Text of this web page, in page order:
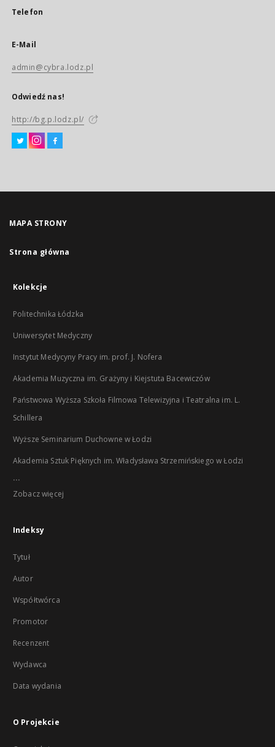
Telefon
E-Mail
admin@cybra.lodz.pl
Odwiedź nas!
http://bg.p.lodz.pl/
MAPA STRONY
Strona główna
Kolekcje
Politechnika Łódzka
Uniwersytet Medyczny
Instytut Medycyny Pracy im. prof. J. Nofera
Akademia Muzyczna im. Grażyny i Kiejstuta Bacewiczów
Państwowa Wyższa Szkoła Filmowa Telewizyjna i Teatralna im. L.
Schillera
Wyższe Seminarium Duchowne w Łodzi
Akademia Sztuk Pięknych im. Władysława Strzemińskiego w Łodzi
...
Zobacz więcej
Indeksy
Tytuł
Autor
Współtwórca
Promotor
Recenzent
Wydawca
Data wydania
O Projekcie